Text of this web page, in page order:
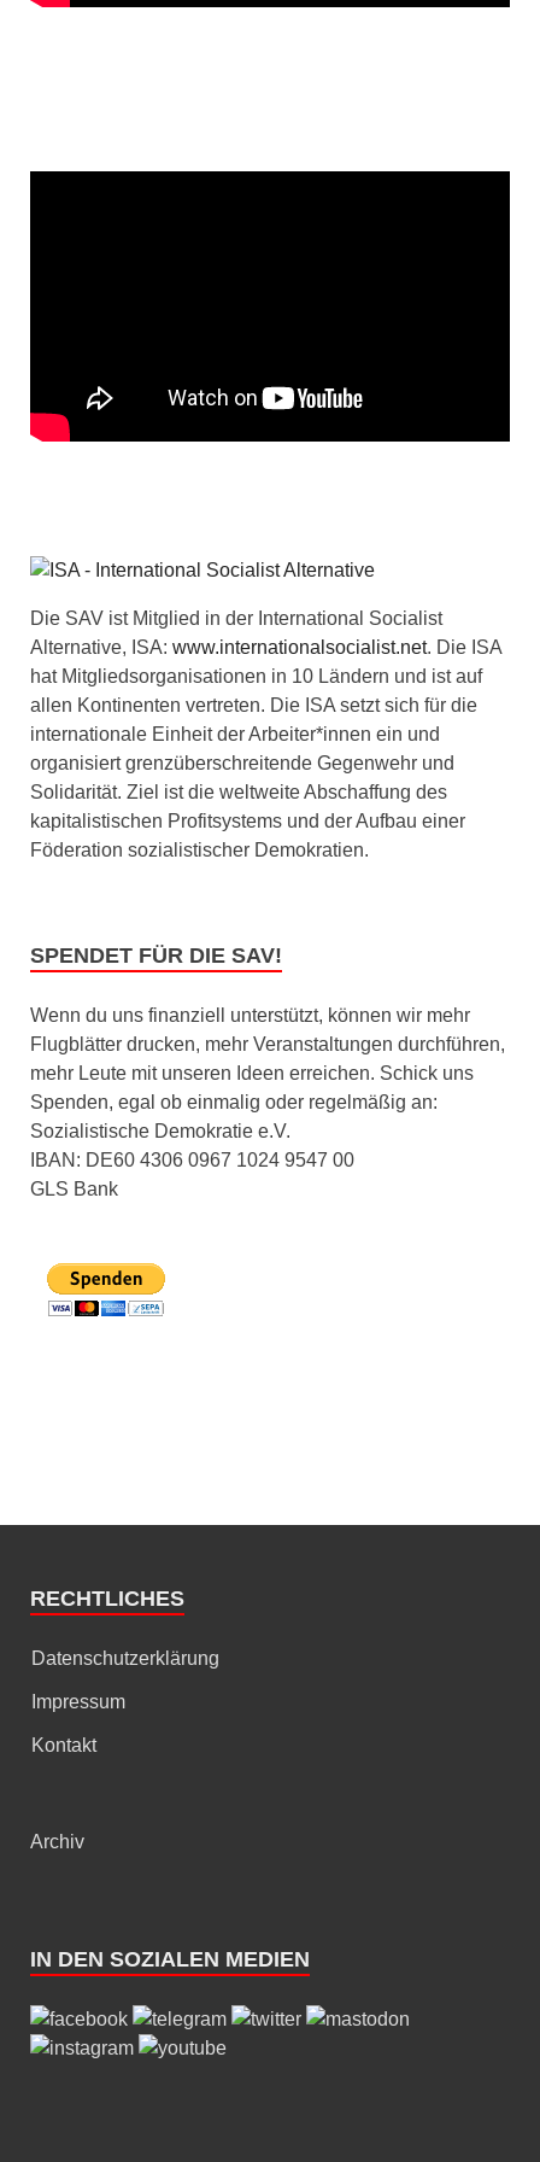
Die SAV ist Mitglied in der International Socialist
Alternative, ISA: www.internationalsocialist.net. Die ISA
hat Mitgliedsorganisationen in 10 Ländern und ist auf
allen Kontinenten vertreten. Die ISA setzt sich für die
internationale Einheit der Arbeiter*innen ein und
organisiert grenzüberschreitende Gegenwehr und
Solidarität. Ziel ist die weltweite Abschaffung des
kapitalistischen Profitsystems und der Aufbau einer
Föderation sozialistischer Demokratien.
SPENDET FÜR DIE SAV!
Wenn du uns finanziell unterstützt, können wir mehr
Flugblätter drucken, mehr Veranstaltungen durchführen,
mehr Leute mit unseren Ideen erreichen. Schick uns
Spenden, egal ob einmalig oder regelmäßig an:
Sozialistische Demokratie e.V.
IBAN: DE60 4306 0967 1024 9547 00
GLS Bank
RECHTLICHES
Datenschutzerklärung
Impressum
Kontakt
Archiv
IN DEN SOZIALEN MEDIEN